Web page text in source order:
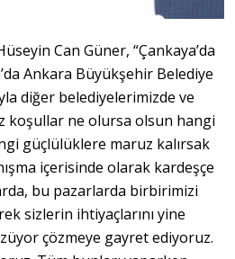
Can Güner, “Çankaya’da
Ankara Büyükşehir Belediye
diğer belediyelerimizde ve
koşullar ne olursa olsun hangi
güçlülüklere maruz kalırsak
içerisinde olarak kardeşçe
bu pazarlarda birbirimizi
sizlerin ihtiyaçlarını yine
çözmeye gayret ediyoruz.